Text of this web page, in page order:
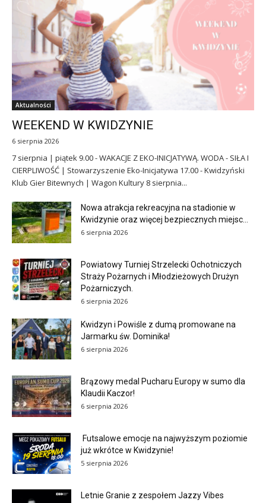
Aktualności
WEEKEND W KWIDZYNIE
6 sierpnia 2026
7 sierpnia | piątek 9.00 - WAKACJE Z EKO-INICJATYWĄ. WODA - SIŁA I
CIERPLIWOŚĆ | Stowarzyszenie Eko-Inicjatywa 17.00 - Kwidzyński
Klub Gier Bitewnych | Wagon Kultury 8 sierpnia...
Nowa atrakcja rekreacyjna na stadionie w
Kwidzynie oraz więcej bezpiecznych miejsc...
6 sierpnia 2026
Powiatowy Turniej Strzelecki Ochotniczych
Straży Pożarnych i Młodzieżowych Drużyn
Pożarniczych.
6 sierpnia 2026
Kwidzyn i Powiśle z dumą promowane na
Jarmarku św. Dominika!
6 sierpnia 2026
Brązowy medal Pucharu Europy w sumo dla
Klaudii Kaczor!
6 sierpnia 2026
Futsalowe emocje na najwyższym poziomie
już wkrótce w Kwidzynie!
5 sierpnia 2026
Letnie Granie z zespołem Jazzy Vibes